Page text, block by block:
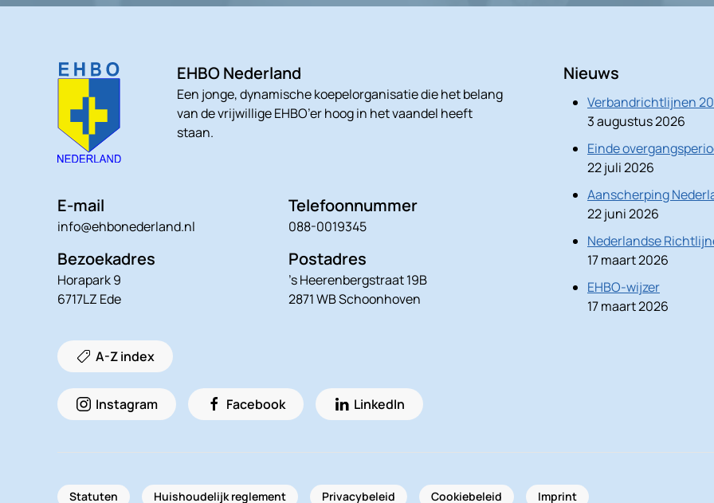
EHBO Nederland
Een jonge, dynamische koepelorganisatie die het belang
van de vrijwillige EHBO’er hoog in het vaandel heeft
staan.
E-mail
info@ehbonederland.nl
Telefoonnummer
088-0019345
Bezoekadres
Horapark 9
6717LZ Ede
Postadres
’s Heerenbergstraat 19B
2871 WB Schoonhoven
A-Z index
Instagram Facebook LinkedIn
Nieuws
Verbandrichtlijnen
3 augustus 2026
Einde
22 juli 2026
Aanscherping
22 juni 2026
Nederlandse
17 maart 2026
EHBO-wijzer
17 maart 2026
Statuten Huishoudelijk reglement Privacybeleid Cookiebeleid Imprint